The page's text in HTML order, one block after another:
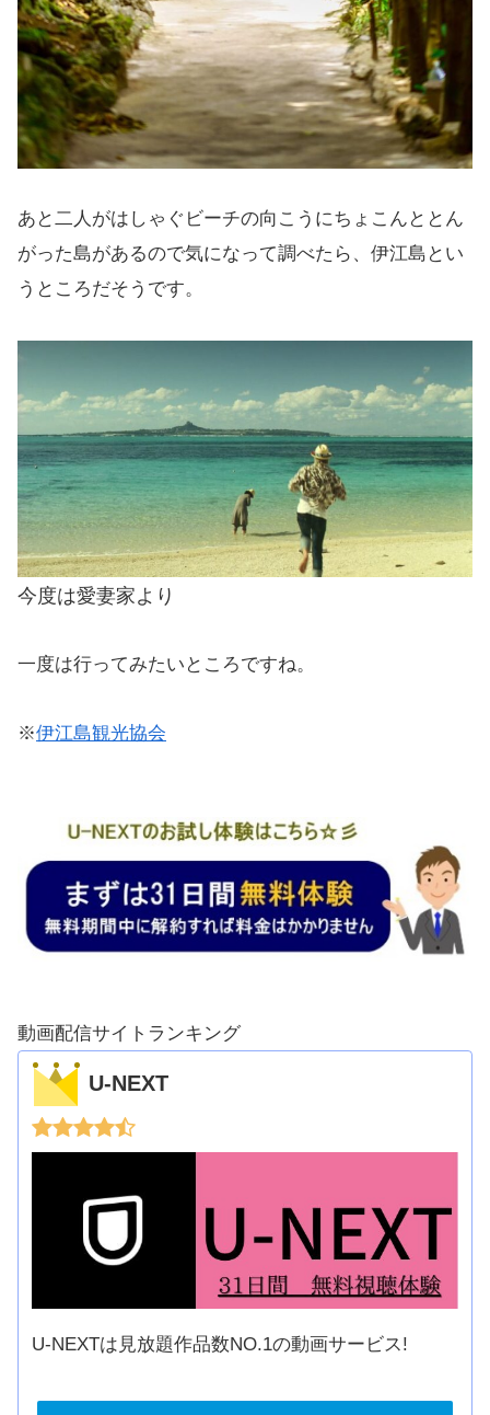
あと二人がはしゃぐビーチの向こうにちょこんととん
がった島があるので気になって調べたら、伊江島とい
うところだそうです。
今度は愛妻家より
一度は行ってみたいところですね。
※伊江島観光協会
動画配信サイトランキング
U-NEXT
U-NEXTは見放題作品数NO.1の動画サービス!